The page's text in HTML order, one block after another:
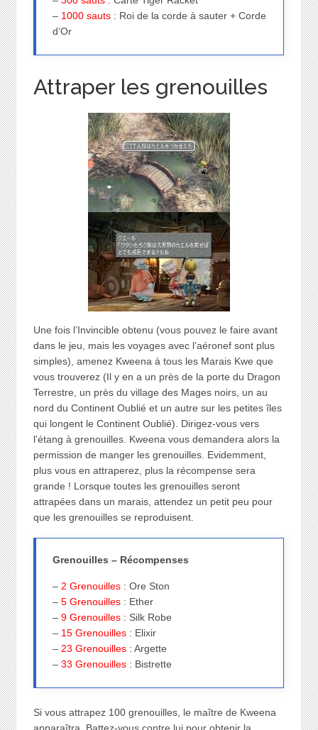
– 1000 sauts : Roi de la corde à sauter + Corde
d’Or
Attraper les grenouilles
Une fois l’Invincible obtenu (vous pouvez le faire avant
dans le jeu, mais les voyages avec l’aéronef sont plus
simples), amenez Kweena à tous les Marais Kwe que
vous trouverez (Il y en a un près de la porte du Dragon
Terrestre, un près du village des Mages noirs, un au
nord du Continent Oublié et un autre sur les petites îles
qui longent le Continent Oublié). Dirigez-vous vers
l’étang à grenouilles. Kweena vous demandera alors la
permission de manger les grenouilles. Evidemment,
plus vous en attraperez, plus la récompense sera
grande ! Lorsque toutes les grenouilles seront
attrapées dans un marais, attendez un petit peu pour
que les grenouilles se reproduisent.
Grenouilles – Récompenses
– 2 Grenouilles : Ore Ston
–5 Grenouilles : Ether
–9 Grenouilles : Silk Robe
– 15 Grenouilles : Elixir
– 23 Grenouilles : Argette
–33 Grenouilles : Bistrette
Si vous attrapez 100 grenouilles, le maître de Kweena